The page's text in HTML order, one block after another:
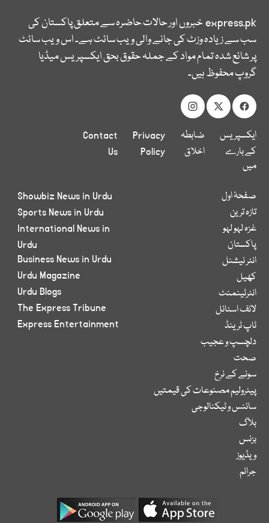
express.pkخبروں اور حالات حاضرہ سے متعلق پاکستان کی
سب سے زیادہ وزٹ کی جانے والی ویب سائٹ ہے۔ اس ویب سائٹ
پر شائع شدہ تمام مواد کے جملہ حقوق بحق ایکسپریس میڈیا
گروپ محفوظ ہیں۔
ایکسپریس
کے بارے
میں
ضابطہ
اخلاق
Privacy
Policy
Contact
Us
صفحۂ اول
تازہ ترین
غزہ لہو لہو
پاکستان
انٹر نیشنل
کھیل
انٹرٹینمنٹ
لائف اسٹائل
ٹاپ ٹرینڈ
دلچسپ و عجیب
صحت
سونے کے نرخ
پیٹرولیم مصنوعات کی قیمتیں
سائنس و ٹیکنالوجی
بلاگ
بزنس
ویڈیوز
جرائم
Showbiz News in Urdu
Sports News in Urdu
International News in
Urdu
Business News in Urdu
Urdu Magazine
Urdu Blogs
The Express Tribune
Express Entertainment